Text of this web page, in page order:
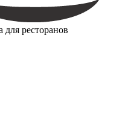
для ресторанов